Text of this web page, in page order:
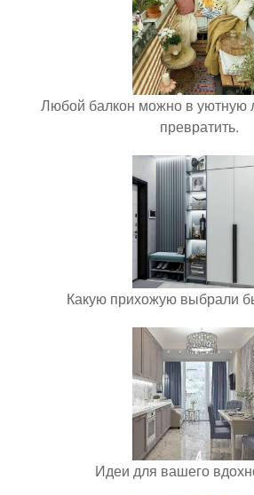
Любой балкон можно в уютную
превратить.
Какую прихожую выбрали
Идеи для вашего